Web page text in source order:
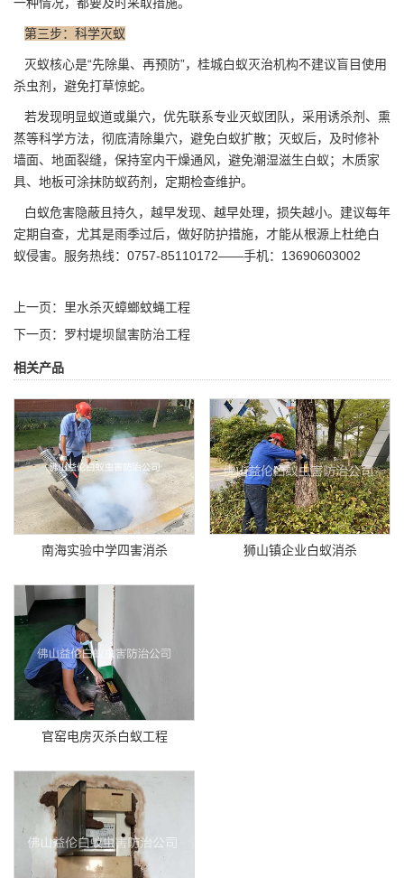
第三步：科学灭蚁
灭蚁核心是“先除巢、再预防”，桂城白蚁灭治机构不建议盲目使用
杀虫剂，避免打草惊蛇。
若发现明显蚁道或巢穴，优先联系专业灭蚁团队，采用诱杀剂、熏
蒸等科学方法，彻底清除巢穴，避免白蚁扩散；灭蚁后，及时修补
墙面、地面裂缝，保持室内干燥通风，避免潮湿滋生白蚁；木质家
具、地板可涂抹防蚁药剂，定期检查维护。
白蚁危害隐蔽且持久，越早发现、越早处理，损失越小。建议每年
定期自查，尤其是雨季过后，做好防护措施，才能从根源上杜绝白
蚁侵害。服务热线：0757-85110172——手机：13690603002
上一页： 里水杀灭蟑螂蚊蝇工程
下一页： 罗村堤坝鼠害防治工程
相关产品
南海实验中学四害消杀 狮山镇企业白蚁消杀
官窑电房灭杀白蚁工程